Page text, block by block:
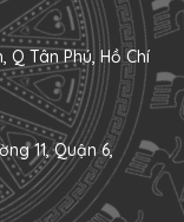
Q Tân Phú, Hồ Chí
11, Quận 6,